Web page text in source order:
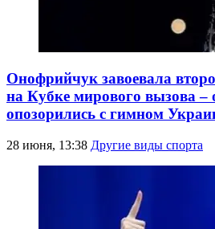
Онофрийчук завоевала
на Кубке мирового вызова –
опозорились с гимном
28 июня, 13:38 Другие виды спорта